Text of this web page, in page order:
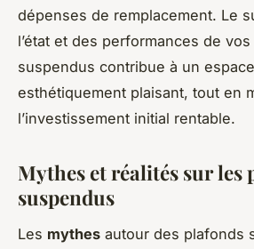
dépenses de remplacement. Le
l’état et des performances de
suspendus contribue à un
esthétiquement plaisant, tout en
l’investissement initial rentable.
Mythes et réalités sur les
suspendus
Les mythes autour des plafonds